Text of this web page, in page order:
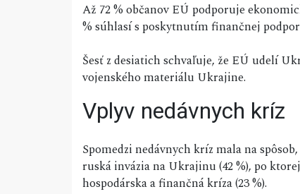
Až 72 % občanov EÚ podporuje
% súhlasí s poskytnutím finančnej
Šesť z desiatich schvaľuje, že EÚ udelí
vojenského materiálu Ukrajine.
Vplyv nedávnych kríz
Spomedzi nedávnych kríz mala na
ruská invázia na Ukrajinu (42 %), po
hospodárska a finančná kríza (23 %).